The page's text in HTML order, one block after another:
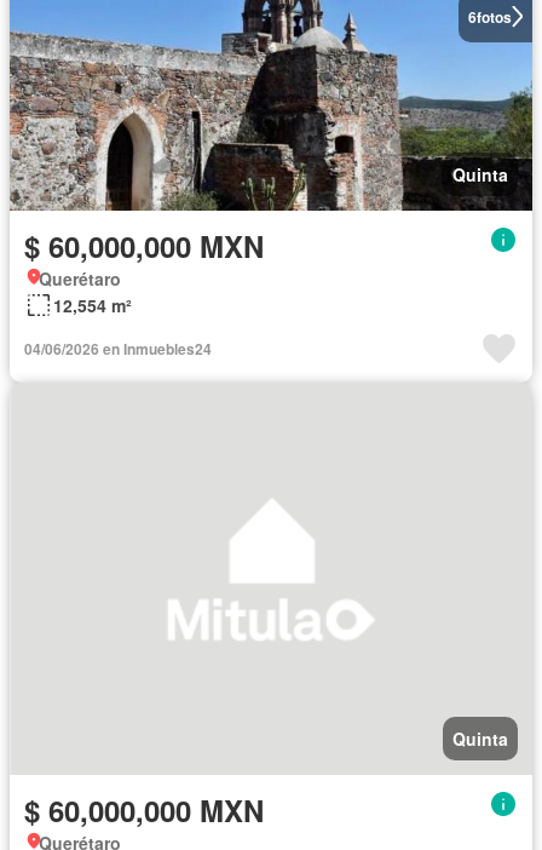
6fotos
Quinta
$ 60,000,000 MXN
Querétaro
12,554 m²
04/06/2026 en Inmuebles24
Quinta
$ 60,000,000 MXN
Querétaro